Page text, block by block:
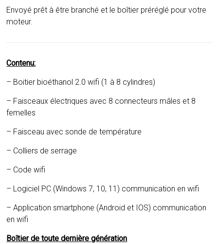
Envoyé prêt à être branché et le boîtier préréglé pour votre
moteur.
Contenu:
– Boitier bioéthanol 2.0 wifi (1 à 8 cylindres)
– Faisceaux électriques avec 8 connecteurs mâles et 8
femelles
– Faisceau avec sonde de température
– Colliers de serrage
– Code wifi
– Logiciel PC (Windows 7, 10, 11) communication en wifi
– Application smartphone (Android et IOS) communication
en wifi
Boîtier de toute dernière génération